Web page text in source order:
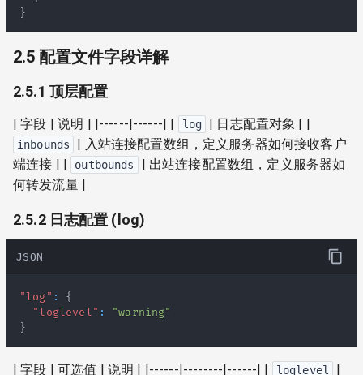
}
2.5 配置文件字段详解
2.5.1 顶层配置
| 字段 | 说明 | |------|------| | log | 日志配置对象 | |
inbounds
| 入站连接配置数组，定义服务器如何接收客户
端连接 | |
outbounds
| 出站连接配置数组，定义服务器如
何转发流量 |
2.5.2 日志配置 (log)
JSON
"log" :
{
"loglevel" :
"warning"
}
| 字段 | 可选值 | 说明 | |------|--------|------| | loglevel |